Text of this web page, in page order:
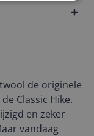
de originele
Classic Hike.
en zeker
vandaag